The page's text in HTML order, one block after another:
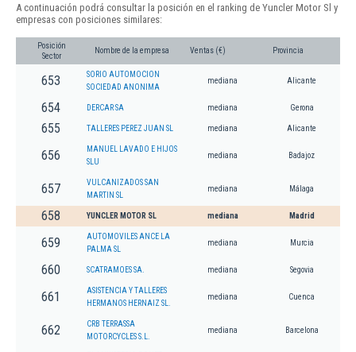
A continuación podrá consultar la posición en el ranking de Yuncler Motor Sl y
empresas con posiciones similares:
Posición
Sector
Nombre de la empresa Ventas (€) Provincia
653
SORIO AUTOMOCION
SOCIEDAD ANONIMA
mediana Alicante
654 DERCAR SA mediana Gerona
655 TALLERES PEREZ JUAN SL mediana Alicante
656
MANUEL LAVADO E HIJOS
SLU
mediana Badajoz
657
VULCANIZADOS SAN
MARTIN SL
mediana Málaga
658 YUNCLER MOTOR SL mediana Madrid
659
AUTOMOVILES ANCE LA
PALMA SL
mediana Murcia
660 SCATRAMOES SA. mediana Segovia
661
ASISTENCIA Y TALLERES
HERMANOS HERNAIZ SL.
mediana Cuenca
662
CRB TERRASSA
MOTORCYCLES S.L.
mediana Barcelona